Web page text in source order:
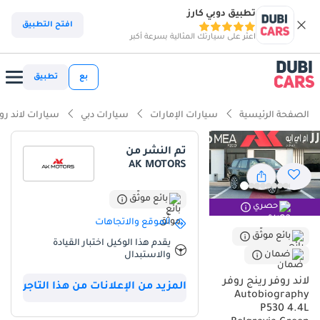
تطبيق دوبي كارز
اعثر على سيارتك المثالية بسرعة أكبر
افتح التطبيق
بع تطبيق
الصفحة الرئيسية سيارات الإمارات سيارات دبي سيارات لاند
حصري
بائع موثّق
ضمان
لاند روفر رينج روفر
Autobiography
P530 4.4L
تم النشر من
AK MOTORS
بائع موثّق
الموقع والاتجاهات
يقدم هذا الوكيل اختبار القيادة
والاستبدال
المزيد من الإعلانات من هذا التاجر
ذكاء دوبي كارز
ذكاء دوبيكارز
مؤهلة فعلياً للسير على الطرق الوعرة
سعة 7 مقاعد أو أكثر مع مقاعد كابتن
نظام صوتي فاخر قياسي
ملخص
يمثل هذا الموديل لعام 2026 قمة الفخامة في سوق السيارات المستعملة
بدولة الإمارات، حيث يأتي بمواصفات خليجية كاملة تضمن أعلى مستويات
الاعتمادية وإعادة البيع. كونه من فئة AUTOBIOGRAPHY، فهو يوفر مزيجاً
نادراً بين الأداء الرياضي لمحرك الثماني أسطوانات وبين المساحة العائلية